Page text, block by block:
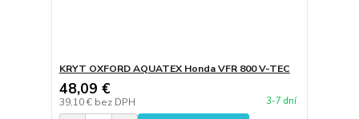
KRYT OXFORD AQUATEX Honda VFR 800 V-TEC
48,09 €
39,10 € bez DPH 3-7 dní